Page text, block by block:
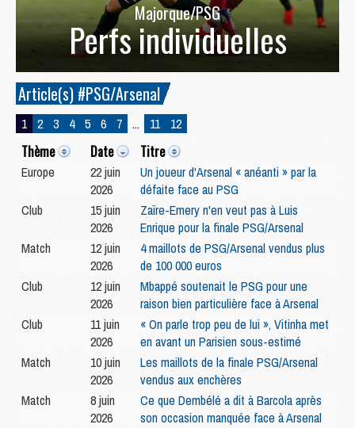
Majorque/PSG
Perfs individuelles
Article(s) #PSG/Arsenal
1 2 3 4 5 6 7 ... 11 12
Thème Date Titre
Europe
22 juin
2026
Un joueur d'Arsenal « anéanti » par la
défaite face au PSG
Club
15 juin
2026
Zaïre-Emery n'en veut pas à Luis
Enrique pour la finale PSG/Arsenal
Match
12 juin
2026
4 maillots de PSG/Arsenal vendus plus
de 100 000 euros
Club
12 juin
2026
Mbappé soutenait le PSG pour une
raison bien particulière face à Arsenal
Club
11 juin
2026
« On parle trop peu de lui », Vitinha met
en avant un Parisien sous-estimé
Match
10 juin
2026
Les maillots de la finale PSG/Arsenal
vendus aux enchères
Match
8 juin
2026
Ce que Dembélé a dit à Barcola après
son occasion manquée face à Arsenal